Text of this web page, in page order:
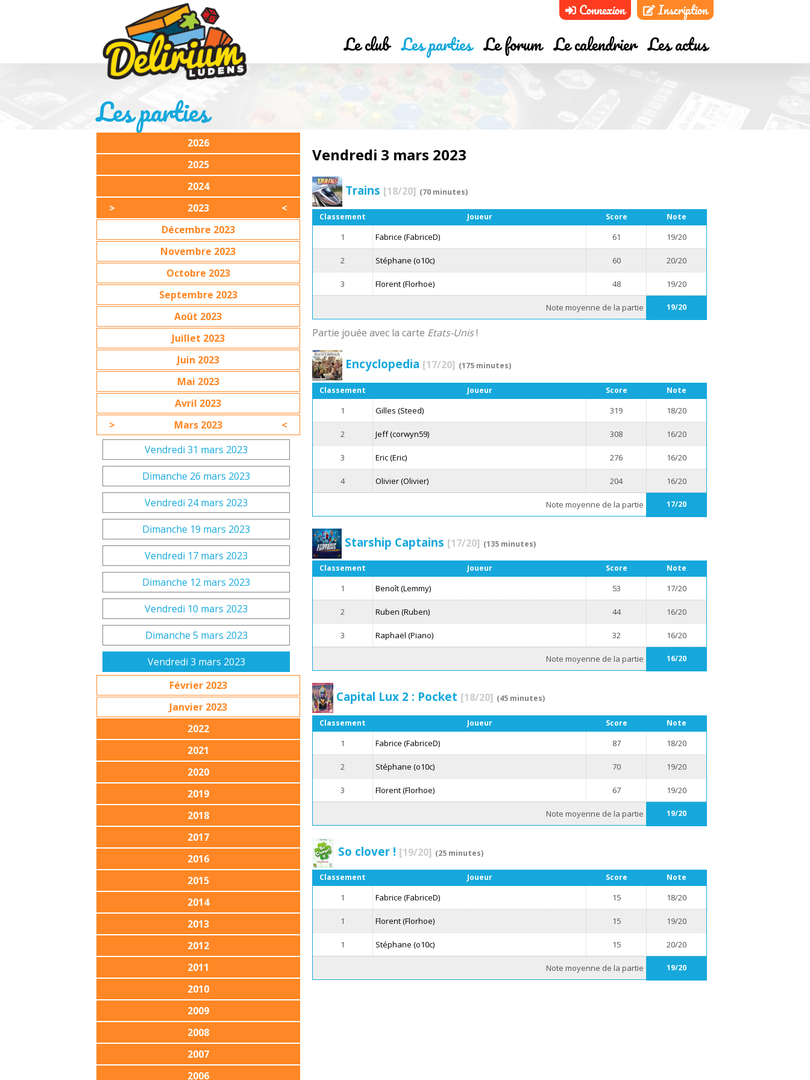
Les parties
2026
2025
2024
2023
Décembre 2023
Novembre 2023
Octobre 2023
Septembre 2023
Août 2023
Juillet 2023
Juin 2023
Mai 2023
Avril 2023
Mars 2023
Vendredi 31 mars 2023
Dimanche 26 mars 2023
Vendredi 24 mars 2023
Dimanche 19 mars 2023
Vendredi 17 mars 2023
Dimanche 12 mars 2023
Vendredi 10 mars 2023
Dimanche 5 mars 2023
Vendredi 3 mars 2023
Février 2023
Janvier 2023
2022
2021
2020
2019
2018
2017
2016
2015
2014
2013
2012
2011
2010
2009
2008
2007
2006
Vendredi 3 mars 2023
Trains [18/20] (70 minutes)
Classement Joueur Score Note
1 Fabrice (FabriceD) 61 19/20
2 Stéphane (o10c) 60 20/20
3 Florent (Florhoe) 48 19/20
Note moyenne de la partie 19/20
Partie jouée avec la carte Etats-Unis!
Encyclopedia [17/20] (175 minutes)
Classement Joueur Score Note
1 Gilles (Steed) 319 18/20
2 Jeff (corwyn59) 308 16/20
3 Eric (Eric) 276 16/20
4 Olivier (Olivier) 204 16/20
Note moyenne de la partie 17/20
Starship Captains [17/20] (135 minutes)
Classement Joueur Score Note
1 Benoît (Lemmy) 53 17/20
2 Ruben (Ruben) 44 16/20
3 Raphaël (Piano) 32 16/20
Note moyenne de la partie 16/20
Capital Lux 2 : Pocket [18/20] (45 minutes)
Classement Joueur Score Note
1 Fabrice (FabriceD) 87 18/20
2 Stéphane (o10c) 70 19/20
3 Florent (Florhoe) 67 19/20
Note moyenne de la partie 19/20
So clover ! [19/20] (25 minutes)
Classement Joueur Score Note
1 Fabrice (FabriceD) 15 18/20
1 Florent (Florhoe) 15 19/20
1 Stéphane (o10c) 15 20/20
Note moyenne de la partie 19/20
Connexion Inscription
Le club Les parties Le forum Le calendrier Les actus